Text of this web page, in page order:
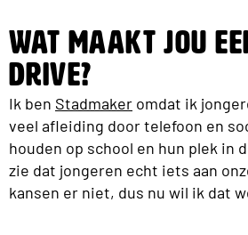
Wat maakt jou
drive?
Ik ben Stadmaker omdat ik
veel afleiding door telefoon en
houden op school en hun plek in
zie dat jongeren echt iets aan
kansen er niet, dus nu wil ik dat